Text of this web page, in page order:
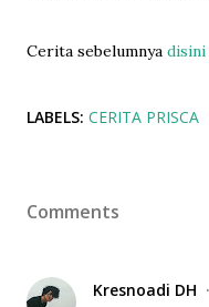
Cerita sebelumnya disini
LABELS: CERITA PRISCA
Comments
Kresnoadi DH